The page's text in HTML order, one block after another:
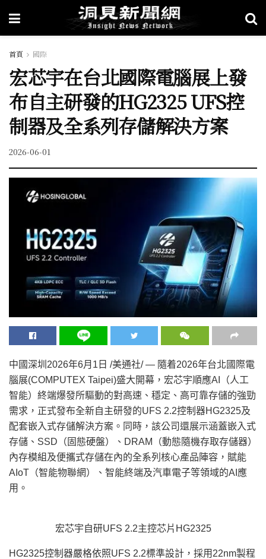
首頁 國際
宏芯宇在台北國際電腦展上發
布自主研發的HG2325 UFS控
制器及全系列存儲解決方案
2026-06-01
中國深圳 2026年6月1日 /美通社/ — 隨着2026年台北國際電
腦展(COMPUTEX Taipei)盛大開幕，宏芯宇順應AI（人工
智能）終端爆發所驅動的對高速、穩定、高可靠存儲的強勁
需求，正式發布全新自主研發的UFS 2.2控制器HG2325及
配套嵌入式存儲解決方案。同時，該公司還展示涵蓋嵌入式
存儲、SSD（固態硬盤）、DRAM（動態隨機存取存儲器）
內存模組及便攜式存儲在內的全系列核心產品陣容，賦能
AIoT（智能物聯網）、智能終端及汽車電子等領域的AI應
用。
宏芯宇自研UFS 2.2主控芯片HG2325
HG2325控制器嚴格依照UFS 2.2標準設計，採用22nm製程